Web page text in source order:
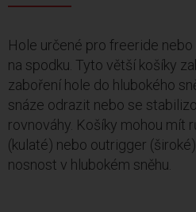
Hole určené pro freeride
na spodku. Tyto větší košíky
zaboření hole do hlubokého
snáze odrazit nebo se
rovnováhy. Košíky mohou mít
(kulaté) nebo outrigger
nosnost v hlubokém sněhu.